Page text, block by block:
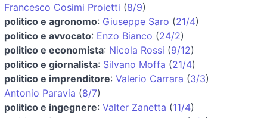
Francesco Cosimi Proietti (8/9)
politico e agronomo: Giuseppe Saro (21/4)
politico e avvocato: Enzo Bianco (24/2)
politico e economista: Nicola Rossi (9/12)
politico e giornalista: Silvano Moffa (21/4)
politico e imprenditore: Valerio Carrara (3/3)
Antonio Paravia (8/7)
politico e ingegnere: Valter Zanetta (11/4)